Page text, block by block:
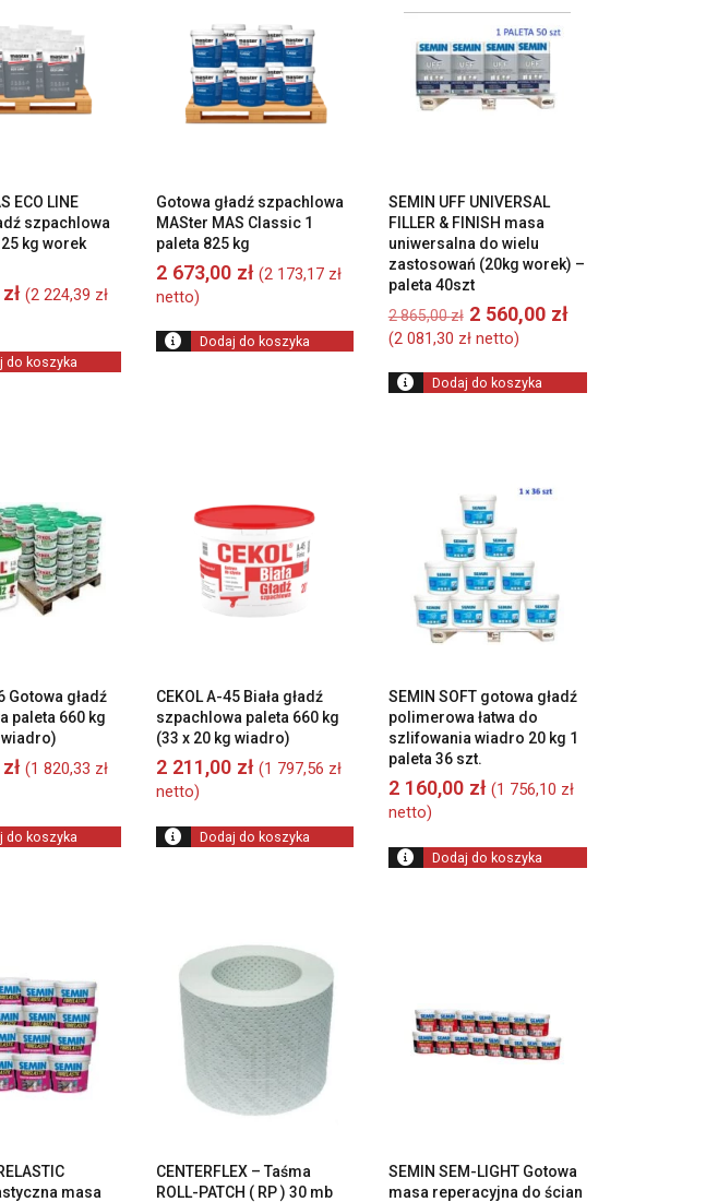
ECO LINE
szpachlowa
kg worek
zł (2 224,39 zł
do koszyka
Gotowa gładź szpachlowa
MASter MAS Classic 1
paleta 825 kg
2 673,00 zł (2 173,17 zł
netto)
Dodaj do koszyka
SEMIN UFF UNIVERSAL
FILLER & FINISH masa
uniwersalna do wielu
zastosowań (20kg worek) –
paleta 40szt
2 865,00zł Pierwotna
cena
wynosiła:
2
865,00 zł.
2 560,00 złAktualna
2
560,00 zł.
(2 081,30 złnetto)
Dodaj do koszyka
Gotowa gładź
paleta 660 kg
wiadro)
zł (1 820,33 zł
do koszyka
CEKOL A-45 Biała gładź
szpachlowa paleta 660 kg
(33 x 20 kg wiadro)
2 211,00 zł (1 797,56 zł
netto)
Dodaj do koszyka
SEMIN SOFT gotowa gładź
polimerowa łatwa do
szlifowania wiadro 20 kg 1
paleta 36 szt.
2 160,00 zł (1 756,10 zł
netto)
Dodaj do koszyka
masa
CENTERFLEX – Taśma
ROLL-PATCH ( RP ) 30 mb
SEMIN SEM-LIGHT Gotowa
masa reperacyjna do ścian